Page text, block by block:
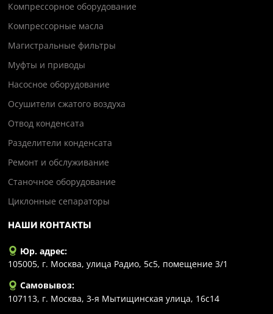
Компрессорное оборудование
Компрессорные масла
Магистральные фильтры
Муфты и приводы
Насосное оборудование
Осушители сжатого воздуха
Отвод конденсата
Разделители конденсата
Ремонт и обслуживание
Станочное оборудование
Циклонные сепараторы
НАШИ КОНТАКТЫ
Юр. адрес:
105005, г. Москва, улица Радио, 5с5, помещение 3/1
Самовывоз:
107113, г. Москва, 3-я Мытищинская улица, 16с14